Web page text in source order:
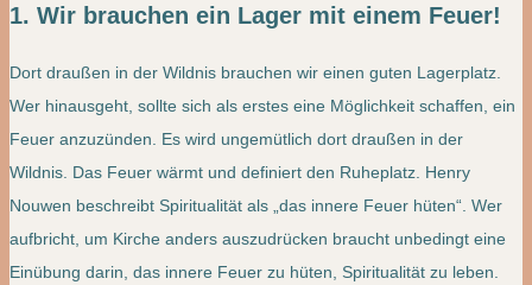
1. Wir brauchen ein Lager mit einem Feuer!
Dort draußen in der Wildnis brauchen wir einen guten Lagerplatz.
Wer hinausgeht, sollte sich als erstes eine Möglichkeit schaffen, ein
Feuer anzuzünden. Es wird ungemütlich dort draußen in der
Wildnis. Das Feuer wärmt und definiert den Ruheplatz. Henry
Nouwen beschreibt Spiritualität als „das innere Feuer hüten“. Wer
aufbricht, um Kirche anders auszudrücken braucht unbedingt eine
Einübung darin, das innere Feuer zu hüten, Spiritualität zu leben.